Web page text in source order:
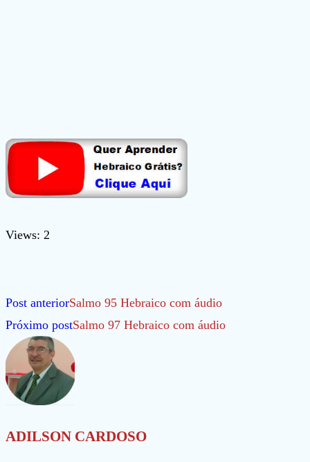
Views: 2
Leia
mais
artigos
Post anteriorSalmo 95 Hebraico com áudio
Próximo postSalmo 97 Hebraico com áudio
ADILSON CARDOSO